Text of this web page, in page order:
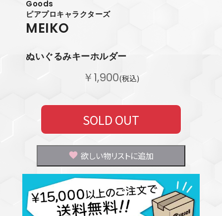
Goods
ピアプロキャラクターズ
MEIKO
ぬいぐるみキーホルダー
￥1,900(税込)
SOLD OUT
欲しい物リストに追加